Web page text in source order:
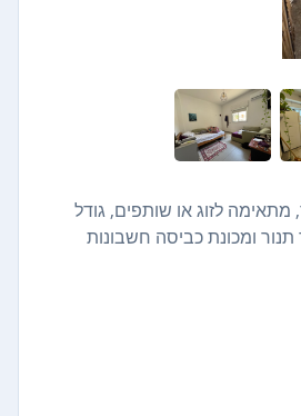
מתאימה לזוג או שותפים, גודל
למקרר תנור ומכונת כביסה חשבונות